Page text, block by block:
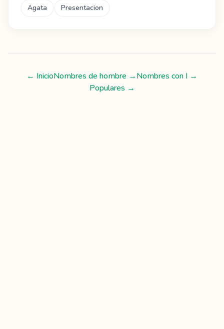
Agata
Presentacion
← InicioNombres de hombre →Nombres con I →
Populares →